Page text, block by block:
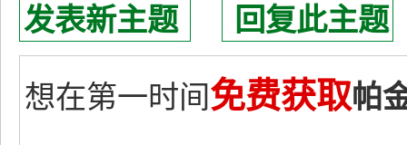
发表新主题 回复此主题
想在第一时间免费获取帕